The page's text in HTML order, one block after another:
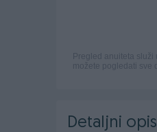
Detaljni opis